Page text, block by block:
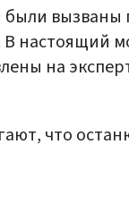
вызваны
настоящий
на
что